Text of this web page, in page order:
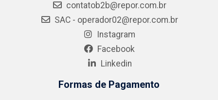
contatob2b@repor.com.br
SAC - operador02@repor.com.br
Instagram
Facebook
Linkedin
Formas de Pagamento